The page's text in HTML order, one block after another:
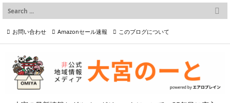

メニュー

お問い合わせ Amazonセール速報 このブログについて
プライバシーポリシー等